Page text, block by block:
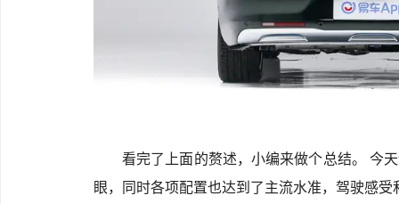
看完了上面的赘述，小编来做个总结。 今
眼，同时各项配置也达到了主流水准，驾驶感